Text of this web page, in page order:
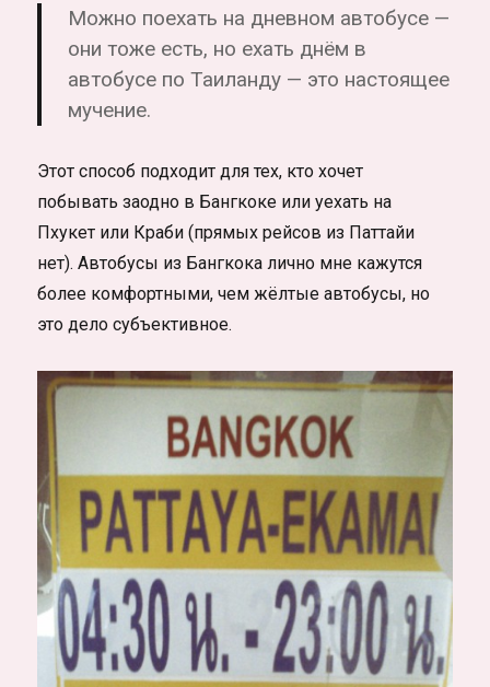
Можно поехать на дневном автобусе —
они тоже есть, но ехать днём в
автобусе по Таиланду — это настоящее
мучение.
Этот способ подходит для тех, кто хочет
побывать заодно в Бангкоке или уехать на
Пхукет или Краби (прямых рейсов из Паттайи
нет). Автобусы из Бангкока лично мне кажутся
более комфортными, чем жёлтые автобусы, но
это дело субъективное.